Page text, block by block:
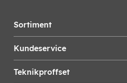
Sortiment
Kundeservice
Teknikproffset